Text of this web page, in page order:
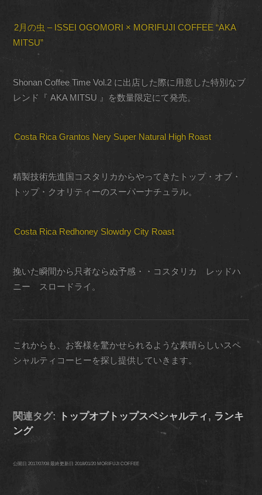
2月の虫 – ISSEI OGOMORI × MORIFUJI COFFEE “AKA
MITSU”
Shonan Coffee Time Vol.2 に出店した際に用意した特別なブ
レンド『 AKA MITSU 』を数量限定にて発売。
Costa Rica Grantos Nery Super Natural High Roast
精製技術先進国コスタリカからやってきたトップ・オブ・
トップ・クオリティーのスーパーナチュラル。
Costa Rica Redhoney Slowdry City Roast
挽いた瞬間から只者ならぬ予感・・コスタリカ レッドハ
ニー スロードライ。
これからも、お客様を驚かせられるような素晴らしいスペ
シャルティコーヒーを探し提供していきます。
関連タグ: トップオブトップスペシャルティ, ランキ
ング
公開日2017/07/08 最終更新日2018/01/20 MORIFUJI COFFEE